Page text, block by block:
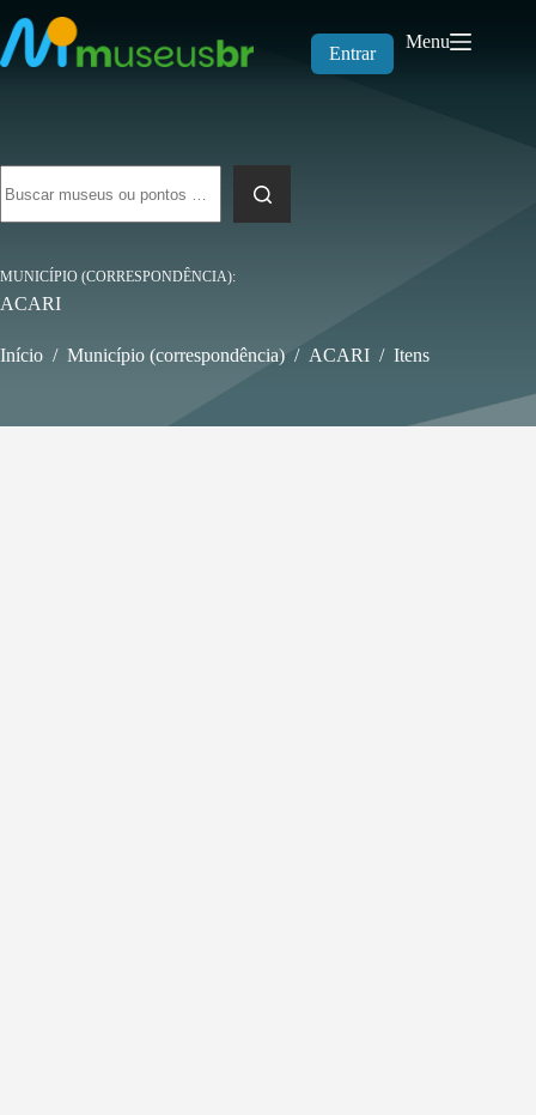
para
o
conteúdo
Entrar
Menu
resultados
MUNICÍPIO (CORRESPONDÊNCIA)
ACARI
Início / Município (correspondência) / ACARI / Itens